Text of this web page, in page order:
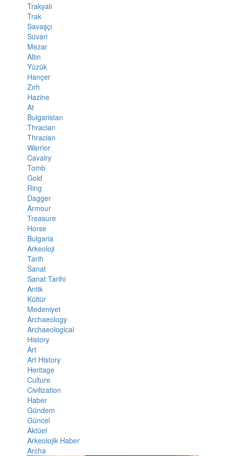
Trakyalı
Trak
Savaşçı
Süvari
Mezar
Altın
Yüzük
Hançer
Zırh
Hazine
At
Bulgaristan
Thracian
Thracian
Warrior
Cavalry
Tomb
Gold
Ring
Dagger
Armour
Treasure
Horse
Bulgaria
Arkeoloji
Tarih
Sanat
Sanat Tarihi
Antik
Kültür
Medeniyet
Archaeology
Archaeological
History
Art
Art History
Heritage
Culture
Civilization
Haber
Gündem
Güncel
Aktüel
Arkeolojik Haber
Archa